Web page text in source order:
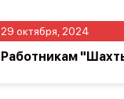
29 октября, 2024
Работникам